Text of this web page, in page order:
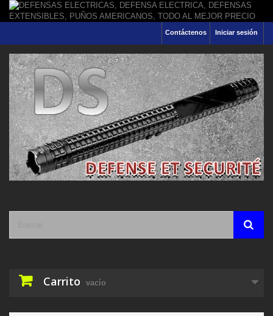
Iniciar sesión
Contáctenos
Carrito vacío